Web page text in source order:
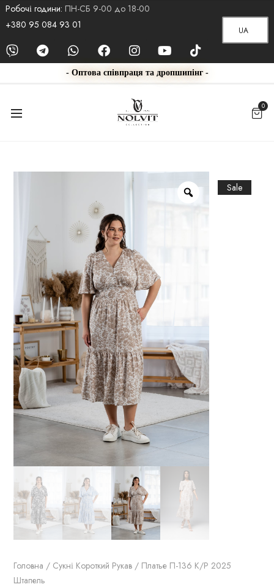
Робочі години: ПН-СБ 9-00 до 18-00
UA
+380 95 084 93 01
- Оптова співпраця та дропшипінг -
0
Sale
Головна / Сукні Короткий Рукав / Платье П-136 К/р 2025
Штапель